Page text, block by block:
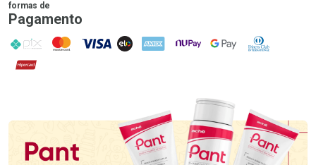
formas de
Pagamento
PIX MasterCard
VISA ELO AMEX NuPay Google PayDiners Club
Hipercard
Promoção em Destaque